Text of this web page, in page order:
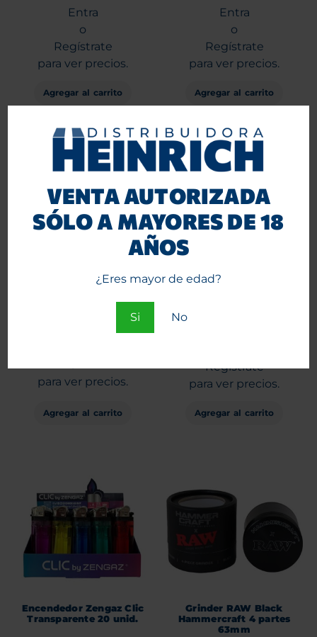
VENTA AUTORIZADA
SÓLO A MAYORES DE 18
AÑOS
¿Eres mayor de edad?
Si No
Entra
o
Regístrate
para ver precios.
Agregar al carrito
Entra
o
Regístrate
para ver precios.
Agregar al carrito
Bong Calvo Mandala
para ver precios.
Agregar al carrito
Regístrate
para ver precios.
Agregar al carrito
Encendedor Zengaz Clic
Transparente 20 unid.
Grinder RAW Black
Hammercraft 4 partes
63mm